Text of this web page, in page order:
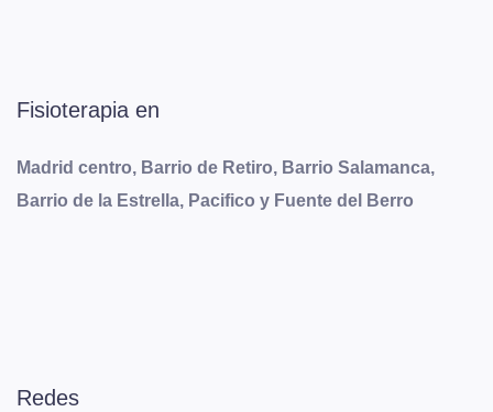
Fisioterapia en
Madrid centro, Barrio de Retiro, Barrio Salamanca,
Barrio de la Estrella, Pacifico y Fuente del Berro
Redes